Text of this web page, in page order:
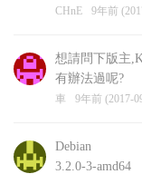
CHnE 9年前
想請問下版主
有辦法過呢?
車 9年前 (2017-
Debian
3.2.0-3-amd64